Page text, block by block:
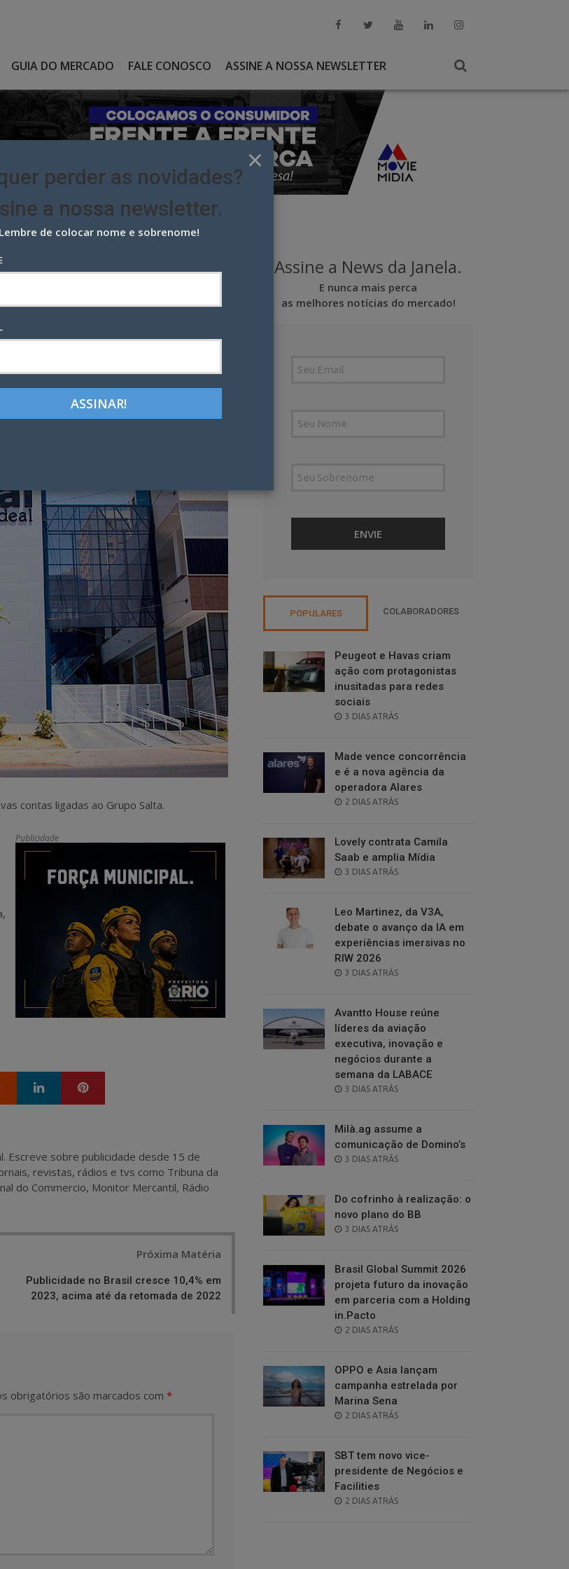
GUIA DO MERCADO FALE CONOSCO ASSINE A NOSSA NEWSLETTER
COM OS COLÉGIOS IDEAL, DE BRASÍLIA
Salta com os
LinkedIn Pinterest
contas ligadas ao Grupo Salta.
Publicidade
Google+ LinkedIn
Escreve sobre publicidade desde 15 de
revistas, rádios e tvs como Tribuna da
do Commercio, Monitor Mercantil, Rádio
Próxima Matéria
Publicidade no Brasil cresce 10,4% em
2023, acima até da retomada de 2022
obrigatórios são marcados com *
Assine a News da Janela.
E nunca mais perca
as melhores notícias do mercado!
POPULARES COLABORADORES
Peugeot e Havas criam
ação com protagonistas
inusitadas para redes
sociais
POSTED
3 DIAS ATRÁS
Made vence concorrência
e é a nova agência da
operadora Alares
POSTED
2 DIAS ATRÁS
Lovely contrata Camila
Saab e amplia Mídia
POSTED
3 DIAS ATRÁS
Leo Martinez, da V3A,
debate o avanço da IA em
experiências imersivas no
RIW 2026
POSTED
3 DIAS ATRÁS
Avantto House reúne
líderes da aviação
executiva, inovação e
negócios durante a
semana da LABACE
POSTED
3 DIAS ATRÁS
Milà.ag assume a
comunicação de Domino’s
POSTED
3 DIAS ATRÁS
Do cofrinho à realização: o
novo plano do BB
POSTED
3 DIAS ATRÁS
Brasil Global Summit 2026
projeta futuro da inovação
em parceria com a Holding
in.Pacto
POSTED
2 DIAS ATRÁS
OPPO e Asia lançam
campanha estrelada por
Marina Sena
POSTED
2 DIAS ATRÁS
SBT tem novo vice-
presidente de Negócios e
Facilities
POSTED
2 DIAS ATRÁS
×
perder as novidades?
a nossa newsletter.
Lembre de colocar nome e sobrenome!